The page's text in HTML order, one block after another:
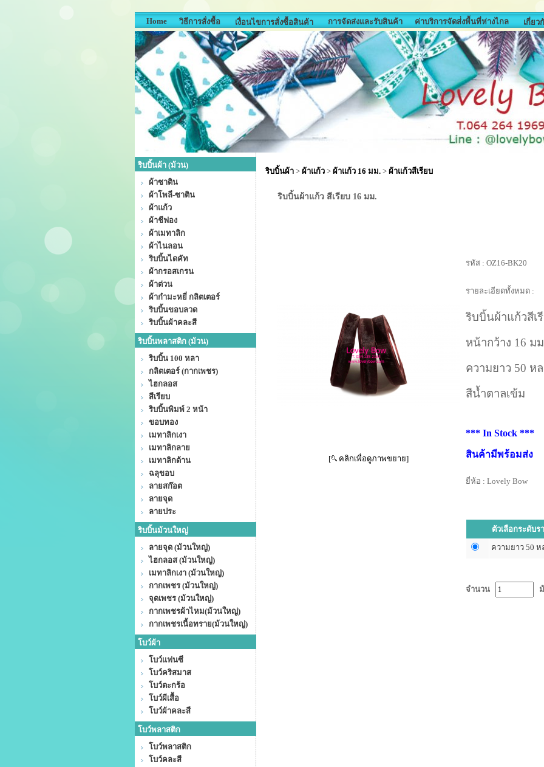
Home วิธีการสั่งซื้อ เงื่อนไขการสั่งซื้อสินค้า การจัดส่งและรับสินค้า ค่าบริการจัดส่่งพื้นที่ห่างไกล เกี่ยว
ริบบิ้นผ้า (ม้วน)
ผ้าซาติน
ผ้าโพลี-ซาติน
ผ้าแก้ว
ผ้าชีฟอง
ผ้าเมทาลิก
ผ้าไนลอน
ริบบิ้นไดคัท
ผ้ากรอสเกรน
ผ้าต่วน
ผ้ากำมะหยี่ กลิตเตอร์
ริบบิ้นขอบลวด
ริบบิ้นผ้าคละสี
ริบบิ้นพลาสติก (ม้วน)
ริบบิ้น 100 หลา
กลิตเตอร์ (กากเพชร)
ไฮกลอส
สีเรียบ
ริบบิ้นพิมพ์ 2 หน้า
ขอบทอง
เมทาลิกเงา
เมทาลิกลาย
เมทาลิกด้าน
ฉลุขอบ
ลายสก๊อต
ลายจุด
ลายประ
ริบบิ้นม้วนใหญ่
ลายจุด (ม้วนใหญ่)
ไฮกลอส (ม้วนใหญ่)
เมทาลิกเงา (ม้วนใหญ่)
กากเพชร (ม้วนใหญ่)
จุดเพชร (ม้วนใหญ่)
กากเพชรผ้าไหม(ม้วนใหญ่)
กากเพชรเนื้อทราย(ม้วนใหญ่)
โบว์ผ้า
โบว์แฟนซี
โบว์คริสมาส
โบว์ตะกร้อ
โบว์ผีเสื้อ
โบว์ผ้าคละสี
โบว์พลาสติก
โบว์พลาสติก
โบว์คละสี
ริบบิ้นผ้า > ผ้าแก้ว > ผ้าแก้ว 16 มม. > ผ้าแก้วสีเรียบ
ริบบิ้นผ้าแก้ว สีเรียบ 16 มม.
[ คลิกเพื่อดูภาพขยาย]
รหัส : OZ16-BK20
รายละเอียดทั้งหมด :
ริบบิ้นผ้าแก้วสีเ
หน้ากว้าง 16 ม
ความยาว 50 ห
สีน้ำตาลเข้ม
*** In Stock ***
สินค้ามีพร้อมส่ง
ยี่ห้อ : Lovely Bow
ตัวเลือกระดับร
ความยาว 50 ห
จำนวน